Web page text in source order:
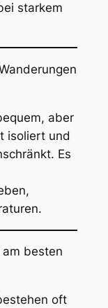
starkem
aber
isoliert und
Es
besten
oft